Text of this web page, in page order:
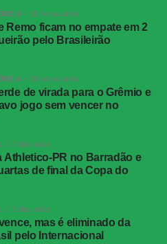
A 15 horas atrás
Remo ficam no empate em 2
pelo Brasileirão
A 16 horas atrás
de virada para o Grêmio e
jogo sem vencer no
2 dias atrás
Athletico-PR no Barradão e
de final da Copa do
2 dias atrás
mas é eliminado da
pelo Internacional